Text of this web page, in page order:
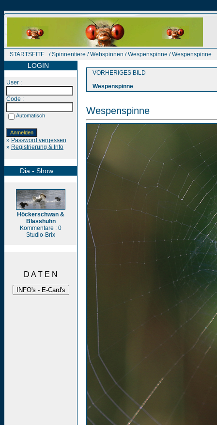
STARTSEITE /Spinnentiere /Webspinnen /Wespenspinne / Wespenspinne
LOGIN
User :
Code :
Automatisch
» Password vergessen
» Registrierung & Info
Dia - Show
Höckerschwan &
Blässhuhn
Kommentare : 0
Studio-Brix
D A T E N
VORHERIGES BILD
Wespenspinne
Wespenspinne